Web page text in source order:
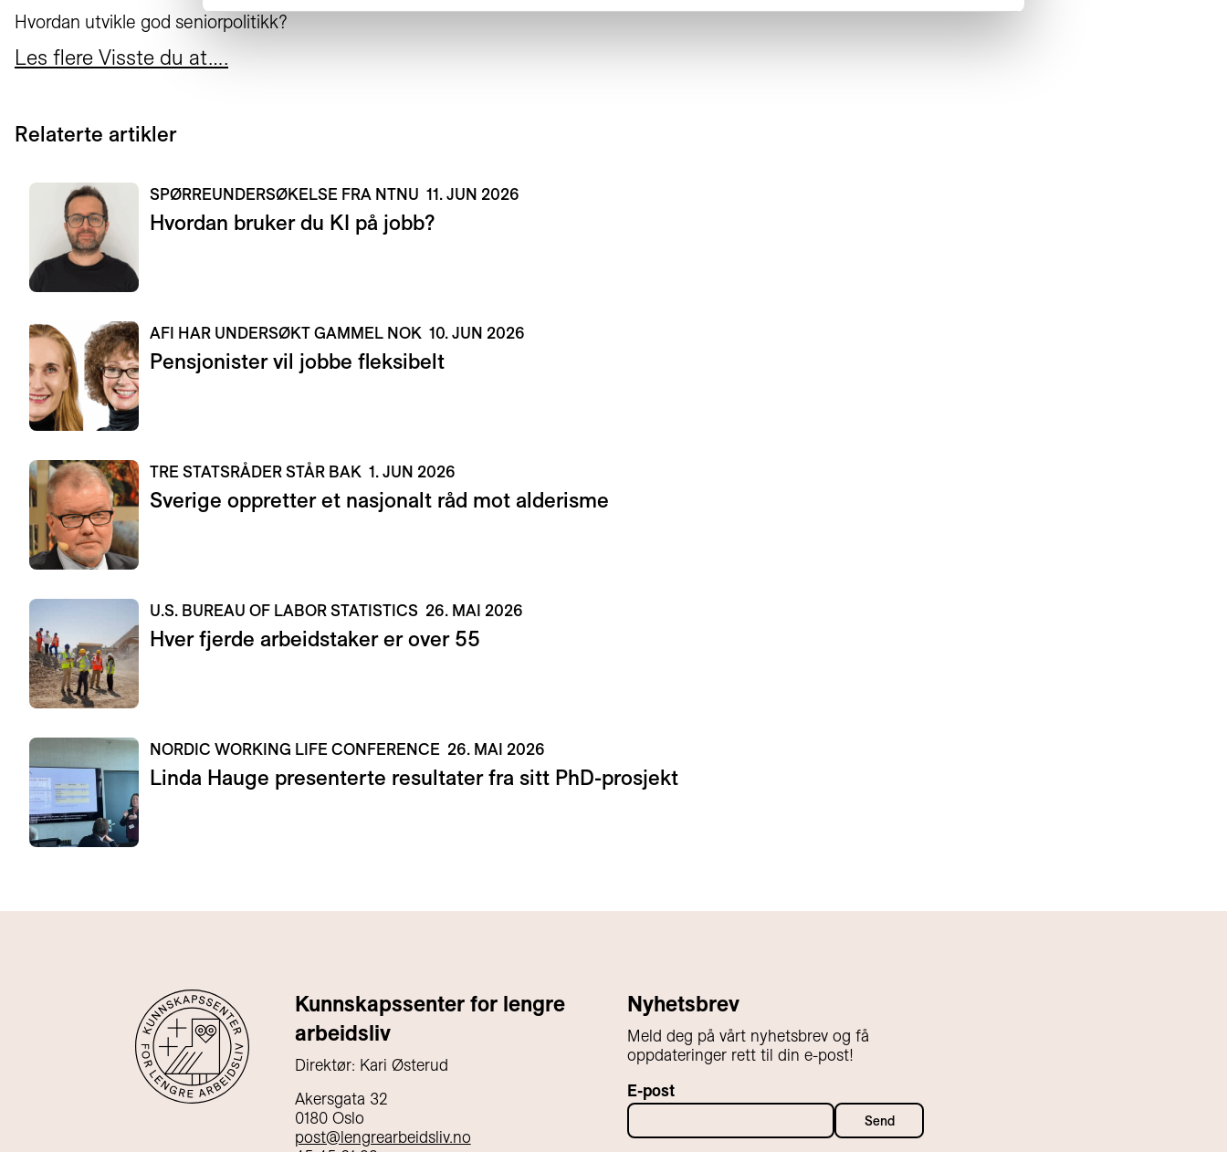
Hvordan utvikle god seniorpolitikk?
Les flere Visste du at….
Relaterte artikler
SPØRREUNDERSØKELSE FRA NTNU 11. JUN 2026
Hvordan bruker du KI på jobb?
AFI HAR UNDERSØKT GAMMEL NOK 10. JUN 2026
Pensjonister vil jobbe fleksibelt
TRE STATSRÅDER STÅR BAK 1. JUN 2026
Sverige oppretter et nasjonalt råd mot alderisme
U.S. BUREAU OF LABOR STATISTICS 26. MAI 2026
Hver fjerde arbeidstaker er over 55
NORDIC WORKING LIFE CONFERENCE 26. MAI 2026
Linda Hauge presenterte resultater fra sitt PhD-prosjekt
Kunnskapssenter for lengre
arbeidsliv
Direktør: Kari Østerud
Akersgata 32
0180 Oslo
post@lengrearbeidsliv.no
Nyhetsbrev
Meld deg på vårt nyhetsbrev og få
oppdateringer rett til din e-post!
E-post
Send